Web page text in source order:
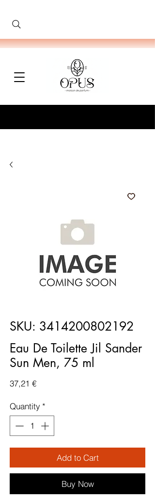
SKU: 3414200802192
Eau De Toilette Jil Sander
Sun Men, 75 ml
37,21 €Price
Quantity *
Add to Cart
Buy Now